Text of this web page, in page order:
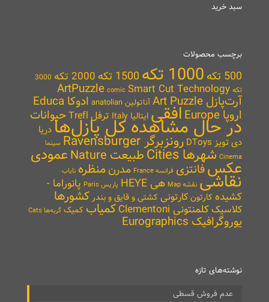
سبد خرید
برچسب محصولات
500 تکه 1000 تکه 1500 تکه 2000 تکه
3000
تکه
ArtPuzzle comic Smart Cut Technology
آرت‌پازل Art Puzzle آناتولین anatolian ادوکا Educa
اروپا Europe افقی ایتالیا Italy ترفل Trefl حیواناتدر حال مشاهده کل پازل‌هادریا
دی تویز DToys
رونزبرگر Ravensburger
سینما
Cinema شهرها Cities طبیعت Nature عمودی
عکسفانتزی فرانسه France مدرنمنظره نایاب نقاشی نقشه Map هی HEYE پاریس Paris
پانوراما -
کشیده کارتونکارتونی کشتی و قایق و بندر کشورها
کلاسیککلمنتونی Clementoni کمیاب کمیک گربه‌ها Cats
یوروگرافیک Eurographics
نوشته‌های تازه
عدم فروش قسطی